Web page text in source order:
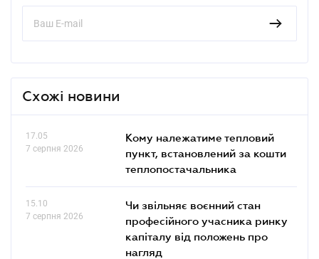
Схожі новини
17.05
7 серпня 2026
Кому належатиме тепловий
пункт, встановлений за кошти
теплопостачальника
15.10
7 серпня 2026
Чи звільняє воєнний стан
професійного учасника ринку
капіталу від положень про
нагляд